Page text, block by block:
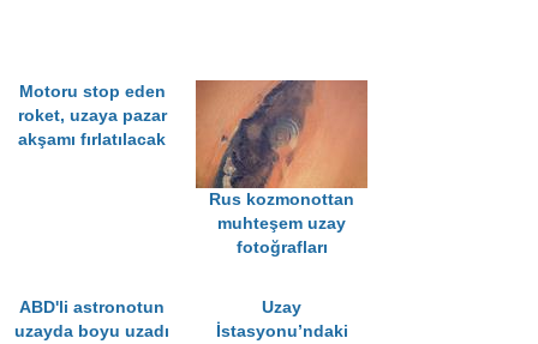
Motoru stop eden
roket, uzaya pazar
akşamı fırlatılacak
Rus kozmonottan
muhteşem uzay
fotoğrafları
ABD'li astronotun
uzayda boyu uzadı
Uzay
İstasyonu’ndaki